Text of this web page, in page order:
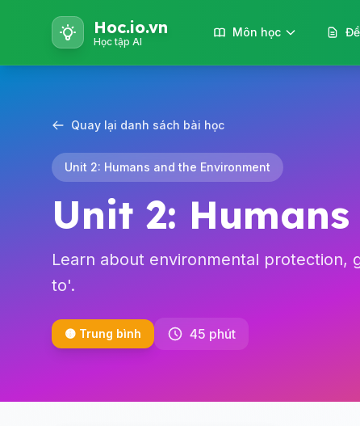
Hoc.io.vn
Học tập AI
Môn học
Quay lại danh sách bài học
Unit 2: Humans and the Environment
Unit 2:
Learn about environmental protection,
to'.
🟡 Trung bình 45 phút